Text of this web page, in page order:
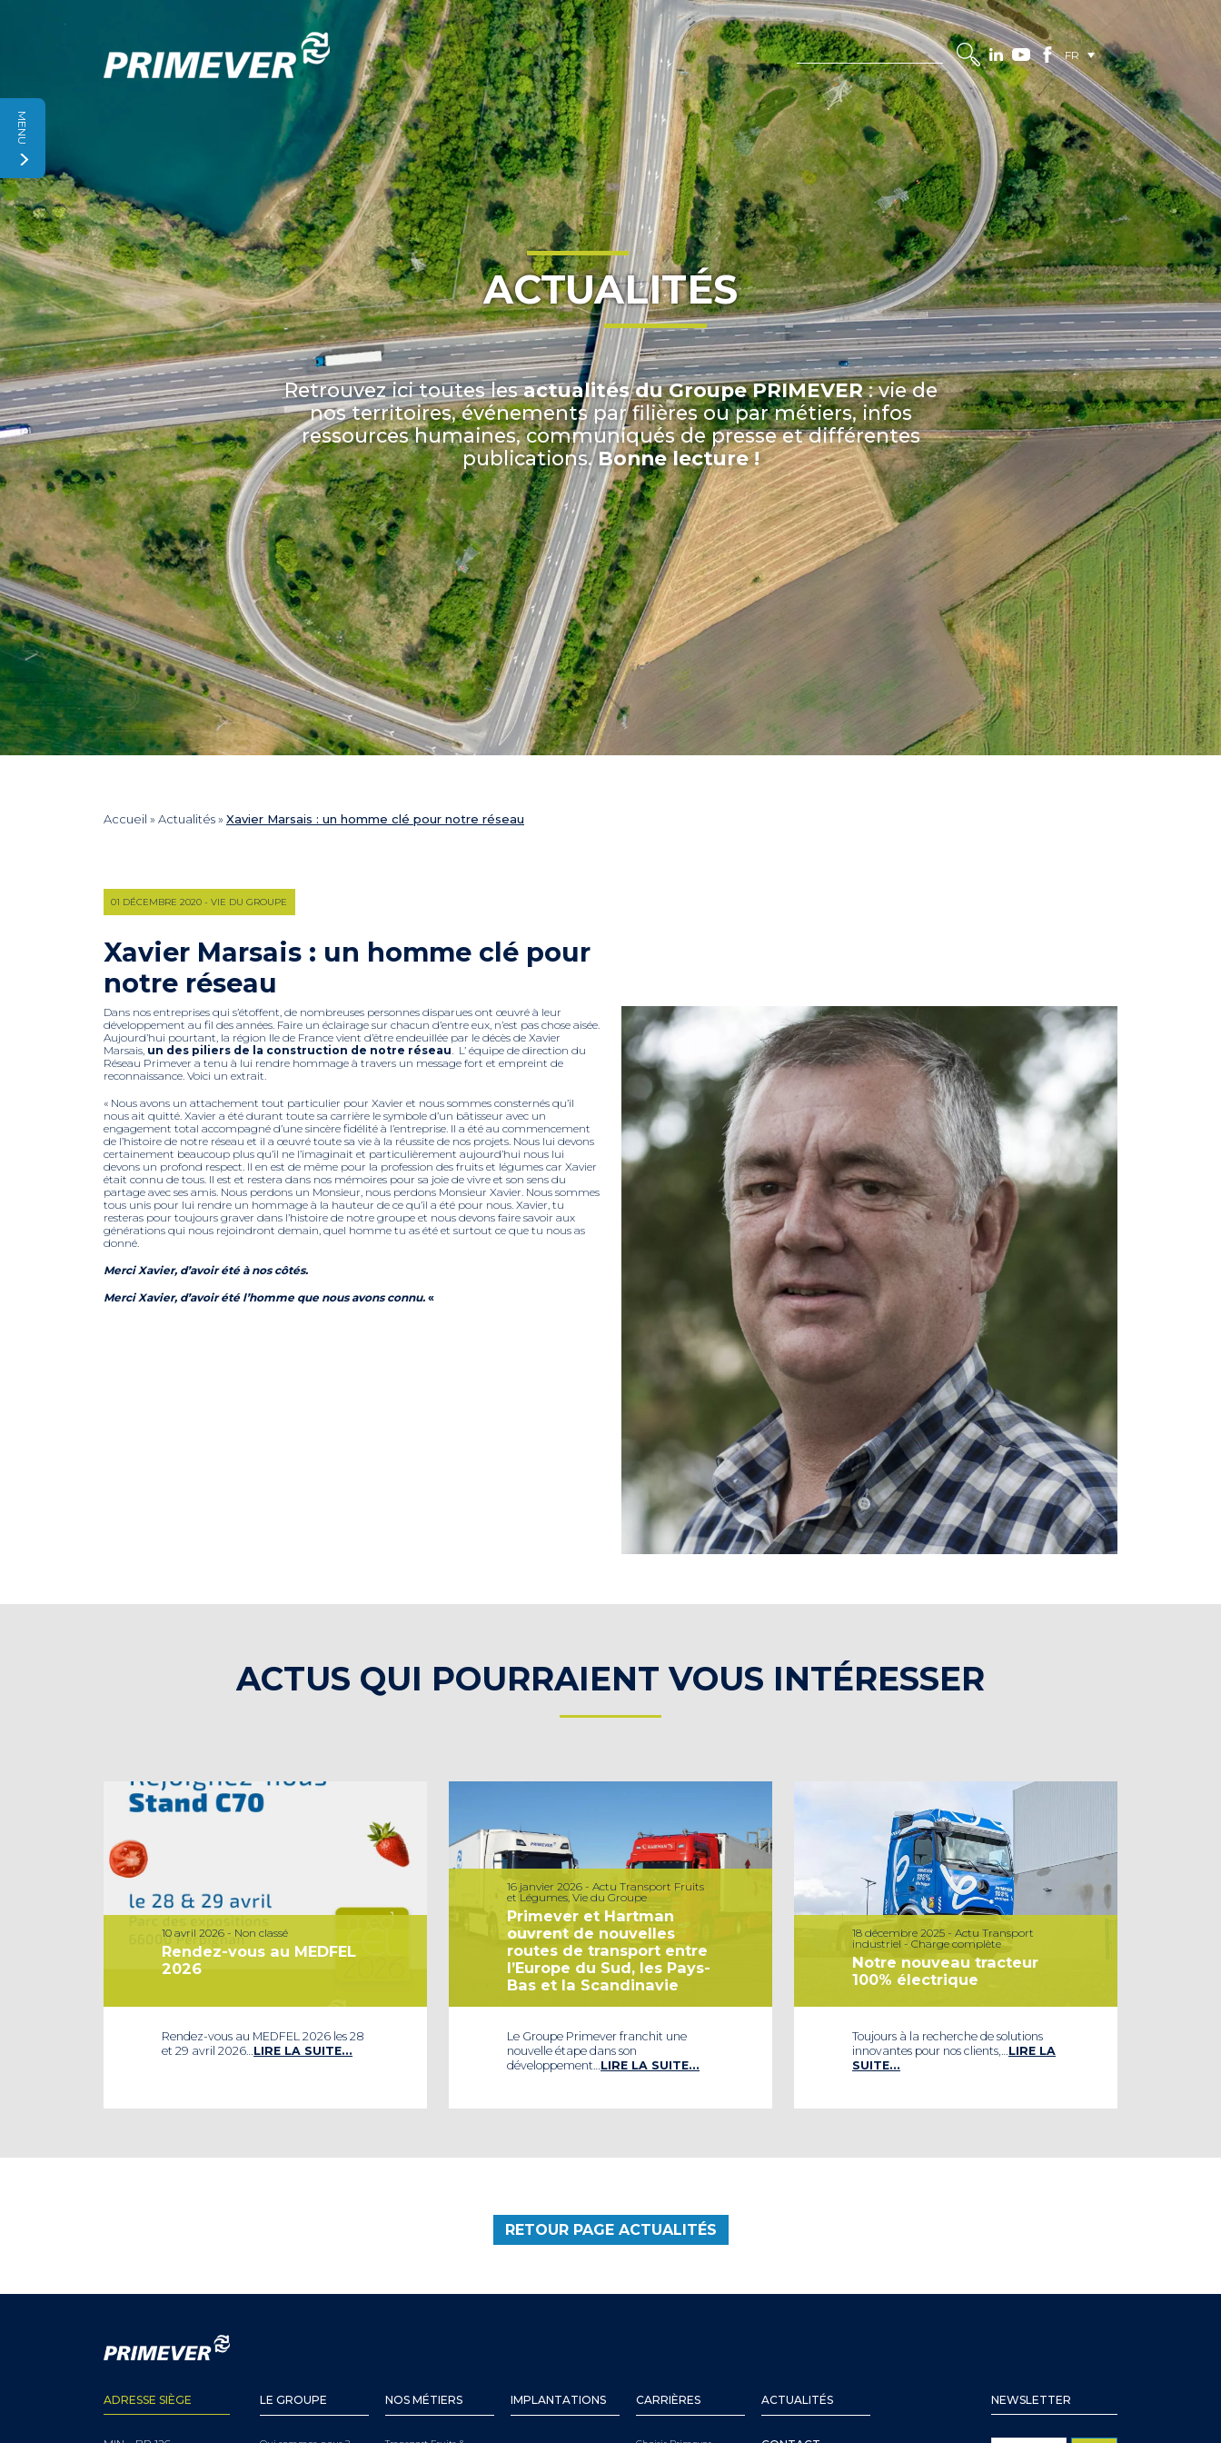
FR
MENU
ACTUALITÉS
Retrouvez ici toutes lesactualités du Groupe PRIMEVER: vie de
nos territoires, événements par filières ou par métiers, infos
ressources humaines, communiqués de presse et différentes
publications.Bonne lecture !
Accueil » Actualités» Xavier Marsais : un homme clé pour notre réseau
01 DÉCEMBRE 2020 - VIE DU GROUPE
Xavier Marsais : un homme clé pour
notre réseau
Dans nos entreprises qui s’étoffent, de nombreuses personnes disparues ont œuvré à leur
développement au fil des années. Faire un éclairage sur chacun d’entre eux, n’est pas chose aisée.
Aujourd’hui pourtant, la région Ile de France vient d’être endeuillée par le décès de Xavier
Marsais, un des piliers de la construction de notre réseau. L’ équipe de direction du
Réseau Primever a tenu à lui rendre hommage à travers un message fort et empreint de
reconnaissance. Voici un extrait.
« Nous avons un attachement tout particulier pour Xavier et nous sommes consternés qu’il
nous ait quitté. Xavier a été durant toute sa carrière le symbole d’un bâtisseur avec un
engagement total accompagné d’une sincère fidélité à l’entreprise. Il a été au commencement
de l’histoire de notre réseau et il a œuvré toute sa vie à la réussite de nos projets. Nous lui devons
certainement beaucoup plus qu’il ne l’imaginait et particulièrement aujourd’hui nous lui
devons un profond respect. Il en est de même pour la profession des fruits et légumes car Xavier
était connu de tous. Il est et restera dans nos mémoires pour sa joie de vivre et son sens du
partage avec ses amis. Nous perdons un Monsieur, nous perdons Monsieur Xavier. Nous sommes
tous unis pour lui rendre un hommage à la hauteur de ce qu’il a été pour nous. Xavier, tu
resteras pour toujours graver dans l’histoire de notre groupe et nous devons faire savoir aux
générations qui nous rejoindront demain, quel homme tu as été et surtout ce que tu nous as
donné.
Merci Xavier, d’avoir été à nos côtés.
Merci Xavier, d’avoir été l’homme que nous avons connu. «
ACTUS QUI POURRAIENT VOUS INTÉRESSER
10 avril 2026 - Non classé
Rendez-vous au MEDFEL
2026
Rendez-vous au MEDFEL 2026 les 28
et 29 avril 2026… LIRE LA SUITE…
16 janvier 2026 - Actu Transport Fruits
et Légumes, Vie du Groupe
Primever et Hartman
ouvrent de nouvelles
routes de transport entre
l’Europe du Sud, les Pays-
Bas et la Scandinavie
Le Groupe Primever franchit une
nouvelle étape dans son
développement… LIRE LA SUITE…
18 décembre 2025 - Actu Transport
industriel - Charge complète
Notre nouveau tracteur
100% électrique
Toujours à la recherche de solutions
innovantes pour nos clients,… LIRE LA
SUITE…
RETOUR PAGE ACTUALITÉS
ADRESSE SIÈGE LE GROUPE NOS MÉTIERS IMPLANTATIONS CARRIÈRES ACTUALITÉS NEWSLETTER